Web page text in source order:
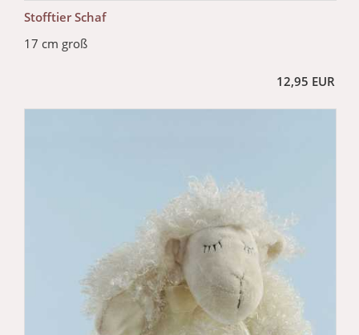
Stofftier Schaf
17 cm groß
12,95 EUR